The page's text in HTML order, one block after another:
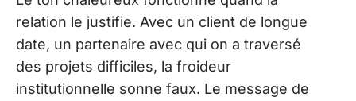
relation le justifie. Avec un client de longue
date, un partenaire avec qui on a traversé
des projets difficiles, la froideur
institutionnelle sonne faux. Le message de